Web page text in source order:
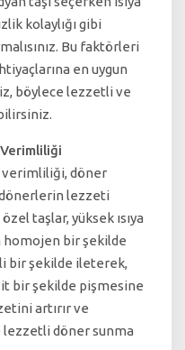
kolaylığı gibi
Bu faktörleri
en uygun
böylece lezzetli ve
Verimliliği
verimliliği, döner
lezzeti
taşlar, yüksek ısıya
homojen bir şekilde
bir şekilde ileterek,
bir şekilde pişmesine
artırır ve
döner sunma